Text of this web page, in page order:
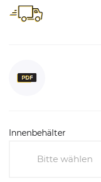
Bitte wählen
Innenbehälter